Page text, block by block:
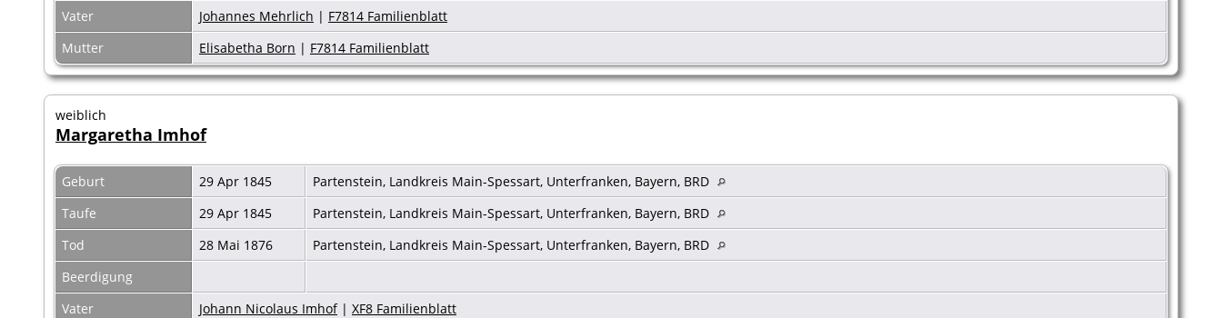
Vater
Johannes Mehrlich | F7814 Familienblatt
Mutter
Elisabetha Born | F7814 Familienblatt
weiblich
Margaretha Imhof
Geburt 29 Apr 1845
Partenstein, Landkreis Main-Spessart, Unterfranken, Bayern, BRD
Taufe
29 Apr 1845
Partenstein, Landkreis Main-Spessart, Unterfranken, Bayern, BRD
Tod
28 Mai 1876
Partenstein, Landkreis Main-Spessart, Unterfranken, Bayern, BRD
Beerdigung
Vater
Johann Nicolaus Imhof| XF8 Familienblatt